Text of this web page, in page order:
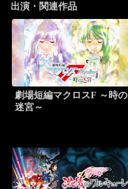
出演・関連作品
劇場短編マクロスF ～時の
迷宮～